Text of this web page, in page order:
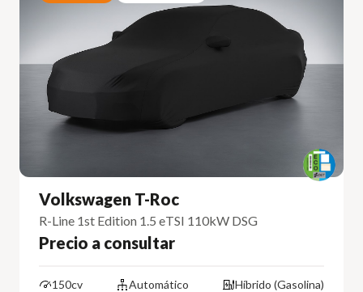
Volkswagen T-Roc
R-Line 1st Edition 1.5 eTSI 110kW DSG
Precio a consultar
150cv Automático Híbrido (Gasolina)